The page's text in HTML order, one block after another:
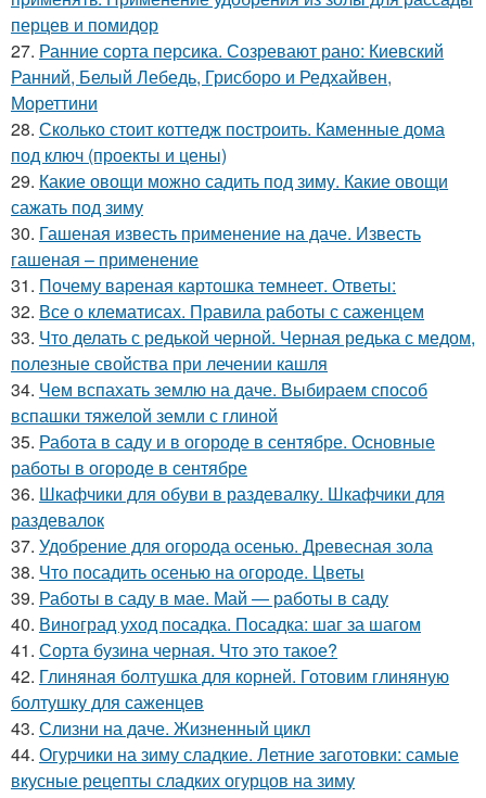
перцев и помидор
27. Ранние сорта персика. Созревают рано: Киевский
Ранний, Белый Лебедь, Грисборо и Редхайвен,
Мореттини
28. Сколько стоит коттедж построить. Каменные дома
под ключ (проекты и цены)
29. Какие овощи можно садить под зиму. Какие овощи
сажать под зиму
30. Гашеная известь применение на даче. Известь
гашеная – применение
31. Почему вареная картошка темнеет. Ответы:
32. Все о клематисах. Правила работы с саженцем
33. Что делать с редькой черной. Черная редька с медом,
полезные свойства при лечении кашля
34. Чем вспахать землю на даче. Выбираем способ
вспашки тяжелой земли с глиной
35. Работа в саду и в огороде в сентябре. Основные
работы в огороде в сентябре
36. Шкафчики для обуви в раздевалку. Шкафчики для
раздевалок
37. Удобрение для огорода осенью. Древесная зола
38. Что посадить осенью на огороде. Цветы
39. Работы в саду в мае. Май — работы в саду
40. Виноград уход посадка. Посадка: шаг за шагом
41. Сорта бузина черная. Что это такое?
42. Глиняная болтушка для корней. Готовим глиняную
болтушку для саженцев
43. Слизни на даче. Жизненный цикл
44. Огурчики на зиму сладкие. Летние заготовки: самые
вкусные рецепты сладких огурцов на зиму